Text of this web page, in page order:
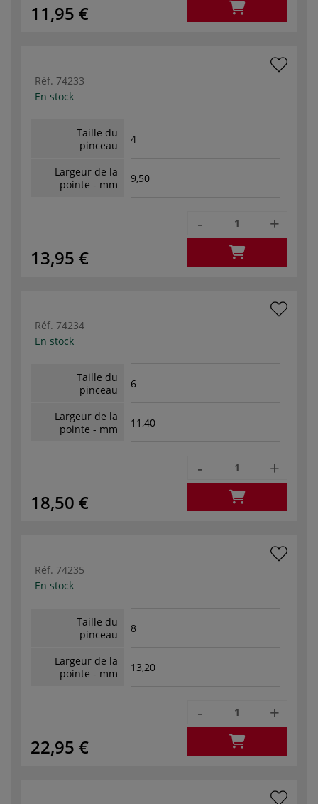
11,95 €
Réf. 74233
En stock
Taille du
pinceau
4
Largeur de la
pointe - mm
9,50
13,95 €
- +
Réf. 74234
En stock
Taille du
pinceau
6
Largeur de la
pointe - mm
11,40
18,50 €
- +
Réf. 74235
En stock
Taille du
pinceau
8
Largeur de la
pointe - mm
13,20
22,95 €
- +